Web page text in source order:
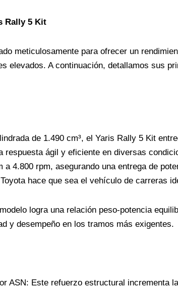
Rally 5 Kit
meticulosamente para ofrecer un
elevados. A continuación, detallamos sus
de 1.490 cm³, el Yaris Rally 5 Kit
respuesta ágil y eficiente en diversas
a 4.800 rpm, asegurando una entrega de
hace que sea el vehículo de carreras
logra una relación peso-potencia
y desempeño en los tramos más exigentes.
ASN: Este refuerzo estructural incrementa